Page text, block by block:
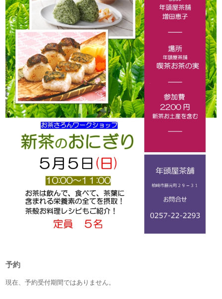
予約
現在、予約受付期間ではありません。